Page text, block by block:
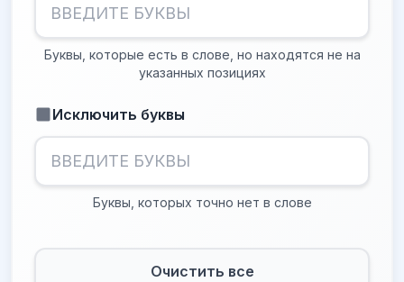
Буквы, которые есть в слове, но находятся не на
указанных позициях
Исключить буквы
Буквы, которых точно нет в слове
Очистить все